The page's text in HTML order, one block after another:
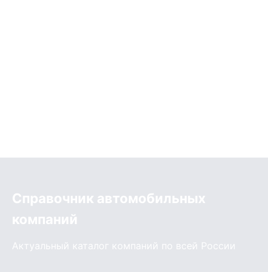
Справочник автомобильных
компаний
Актуальный каталог компаний по всей России